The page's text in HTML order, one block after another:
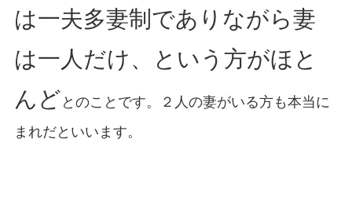
は一夫多妻制でありながら妻
は一人だけ、という方がほと
んど とのことです。２人の妻がいる方も本当に
まれだといいます。